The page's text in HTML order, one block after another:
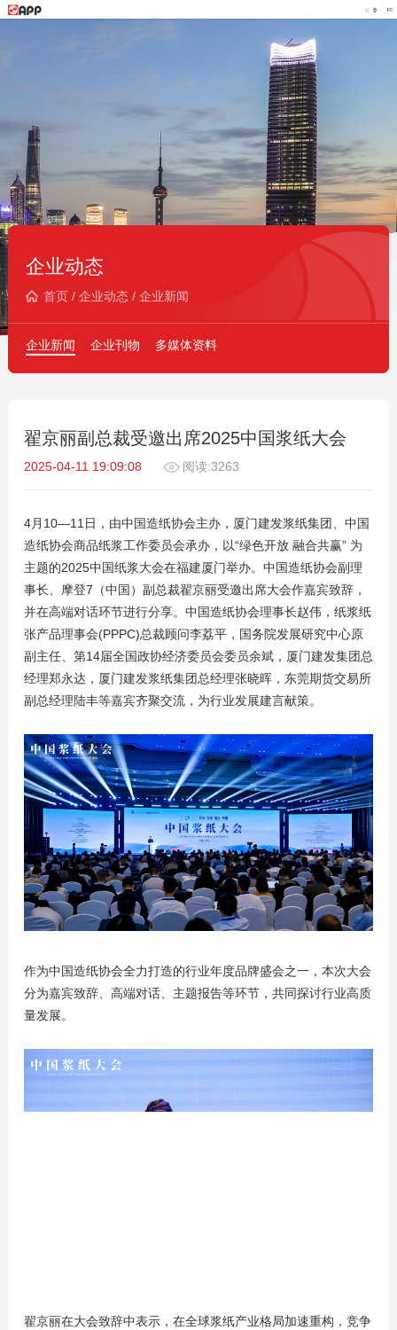
企业动态
首页/ 企业动态/ 企业新闻
企业新闻 企业刊物 多媒体资料
翟京丽副总裁受邀出席2025中国浆纸大会
2025-04-11 19:09:08 阅读:3263
4月10—11日，由中国造纸协会主办，厦门建发浆纸集团、中国
造纸协会商品纸浆工作委员会承办，以“绿色开放 融合共赢” 为
主题的2025中国纸浆大会在福建厦门举办。中国造纸协会副理
事长、摩登7（中国）副总裁翟京丽受邀出席大会作嘉宾致辞，
并在高端对话环节进行分享。中国造纸协会理事长赵伟，纸浆纸
张产品理事会(PPPC)总裁顾问李荔平，国务院发展研究中心原
副主任、第14届全国政协经济委员会委员余斌，厦门建发集团总
经理郑永达，厦门建发浆纸集团总经理张晓晖，东莞期货交易所
副总经理陆丰等嘉宾齐聚交流，为行业发展建言献策。
作为中国造纸协会全力打造的行业年度品牌盛会之一，本次大会
分为嘉宾致辞、高端对话、主题报告等环节，共同探讨行业高质
量发展。
翟京丽在大会致辞中表示，在全球浆纸产业格局加速重构，竞争